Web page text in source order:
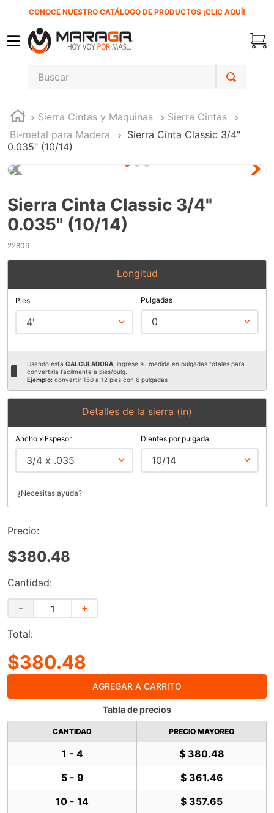
CONOCE NUESTRO CATÁLOGO DE PRODUCTOS ¡CLIC AQUÍ!
Buscar
Sierra Cintas y Maquinas
Sierra Cintas
Bi-metal para Madera
Sierra Cinta Classic 3/4"
0.035" (10/14)
Sierra Cinta Classic 3/4"
0.035" (10/14)
22809
Longitud
Pies
4'
Pulgadas
0
Usando esta CALCULADORA , ingrese su medida en pulgadas totales para
convertirla fácilmente a pies/pulg.
Ejemplo: convertir 150 a 12 pies con 6 pulgadas
Detalles de la sierra (in)
Ancho x Espesor
3/4 x .035
Dientes por pulgada
10/14
¿Necesitas ayuda?
Precio:
$380.48
Cantidad:
＋
－
Total:
$380.48
AGREGAR A CARRITO
Tabla de precios
CANTIDAD PRECIO MAYOREO
1 - 4
$ 380.48
5 - 9
$ 361.46
10 - 14
$ 357.65
1.
carbones
.
inversora
3.
interruptor
5
sierra cinta
6.
8.
ecoklean
9.
ke500
10. lenox